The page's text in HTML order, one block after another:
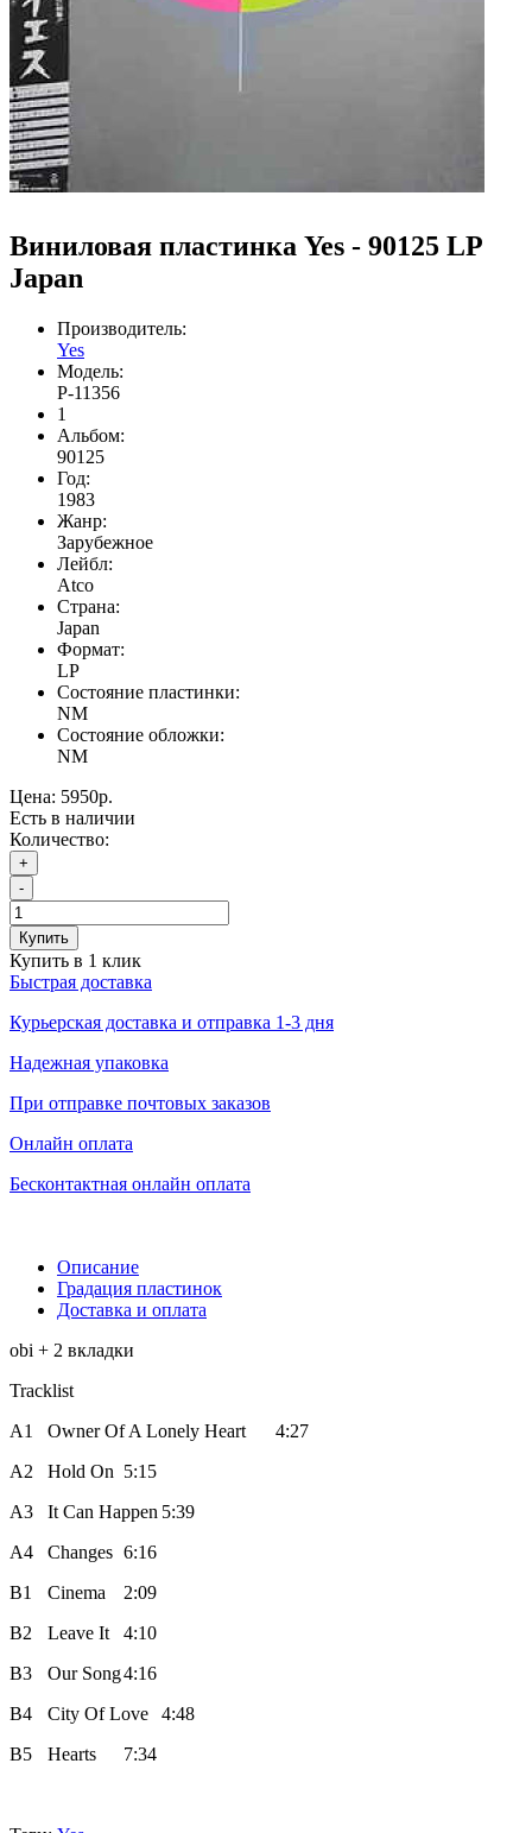
Виниловая пластинка Yes ‎- 90125 LP
Japan
Производитель:
Yes
Модель:
P-11356
1
Альбом:
90125
Год:
1983
Жанр:
Зарубежное
Лейбл:
Atco
Страна:
Japan
Формат:
LP
Состояние пластинки:
NM
Состояние обложки:
NM
Цена: 5950р.
Есть в наличии
Количество:
+
-
Купить
Купить в 1 клик
Быстрая доставка
Курьерская доставка и отправка 1-3 дня
Надежная упаковка
При отправке почтовых заказов
Онлайн оплата
Бесконтактная онлайн оплата
Описание
Градация пластинок
Доставка и оплата
obi + 2 вкладки
Tracklist
A1
Owner Of A Lonely Heart
4:27
A2
Hold On 5:15
A3
It Can Happen 5:39
A4
Changes 6:16
B1
Cinema
2:09
B2
Leave It
4:10
B3
Our Song4:16
B4
City Of Love
4:48
B5
Hearts 7:34